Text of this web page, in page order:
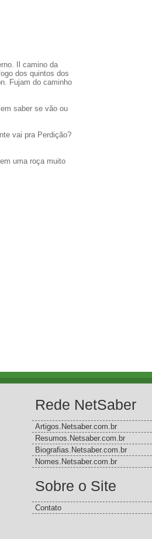
Il camino da
dos quintos dos
Fujam do caminho
saber se vão ou
vai pra Perdição?
uma roça muito
Rede NetSaber
Artigos.Netsaber.com.br
Resumos.Netsaber.com.br
Biografias.Netsaber.com.br
Nomes.Netsaber.com.br
Sobre o Site
Contato